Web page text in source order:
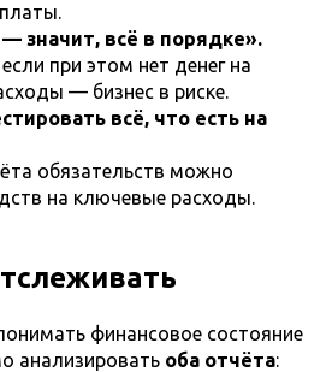
значит, всё в порядке».
при этом нет денег на
— бизнес в риске.
всё, что есть на
обязательств можно
на ключевые расходы.
финансовое состояние
анализировать оба отчёта: